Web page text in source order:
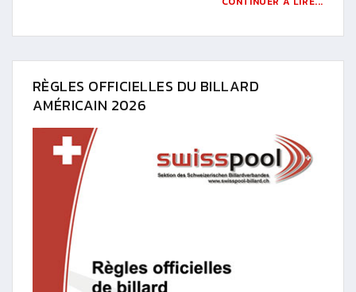
RÈGLES OFFICIELLES DU BILLARD
AMÉRICAIN 2026